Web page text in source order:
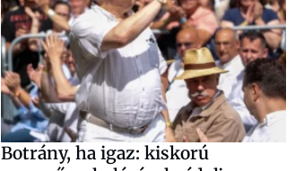
Botrány, ha igaz: kiskorú